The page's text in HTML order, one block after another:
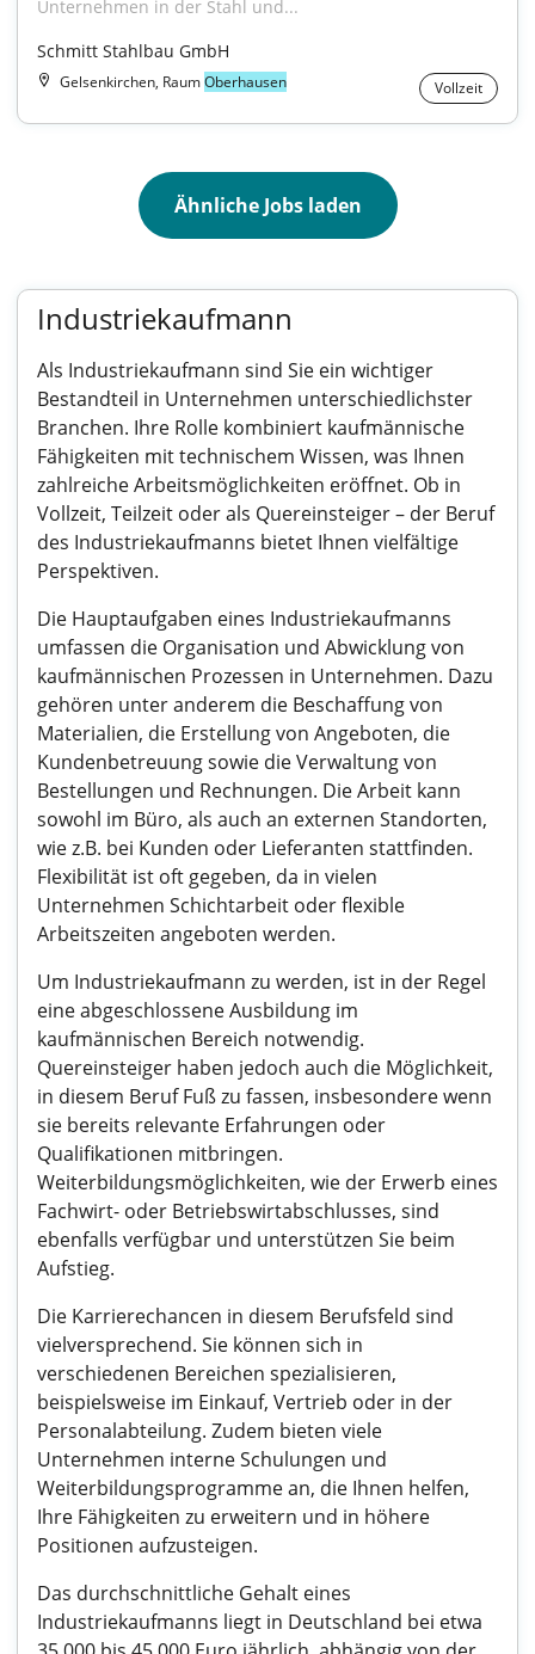
Unternehmen in der Stahl und...
Schmitt Stahlbau GmbH
Gelsenkirchen, RaumOberhausen Vollzeit
Ähnliche Jobs laden
Industriekaufmann
Als Industriekaufmann sind Sie ein wichtiger
Bestandteil in Unternehmen unterschiedlichster
Branchen. Ihre Rolle kombiniert kaufmännische
Fähigkeiten mit technischem Wissen, was Ihnen
zahlreiche Arbeitsmöglichkeiten eröffnet. Ob in
Vollzeit, Teilzeit oder als Quereinsteiger – der Beruf
des Industriekaufmanns bietet Ihnen vielfältige
Perspektiven.
Die Hauptaufgaben eines Industriekaufmanns
umfassen die Organisation und Abwicklung von
kaufmännischen Prozessen in Unternehmen. Dazu
gehören unter anderem die Beschaffung von
Materialien, die Erstellung von Angeboten, die
Kundenbetreuung sowie die Verwaltung von
Bestellungen und Rechnungen. Die Arbeit kann
sowohl im Büro, als auch an externen Standorten,
wie z.B. bei Kunden oder Lieferanten stattfinden.
Flexibilität ist oft gegeben, da in vielen
Unternehmen Schichtarbeit oder flexible
Arbeitszeiten angeboten werden.
Um Industriekaufmann zu werden, ist in der Regel
eine abgeschlossene Ausbildung im
kaufmännischen Bereich notwendig.
Quereinsteiger haben jedoch auch die Möglichkeit,
in diesem Beruf Fuß zu fassen, insbesondere wenn
sie bereits relevante Erfahrungen oder
Qualifikationen mitbringen.
Weiterbildungsmöglichkeiten, wie der Erwerb eines
Fachwirt- oder Betriebswirtabschlusses, sind
ebenfalls verfügbar und unterstützen Sie beim
Aufstieg.
Die Karrierechancen in diesem Berufsfeld sind
vielversprechend. Sie können sich in
verschiedenen Bereichen spezialisieren,
beispielsweise im Einkauf, Vertrieb oder in der
Personalabteilung. Zudem bieten viele
Unternehmen interne Schulungen und
Weiterbildungsprogramme an, die Ihnen helfen,
Ihre Fähigkeiten zu erweitern und in höhere
Positionen aufzusteigen.
Das durchschnittliche Gehalt eines
Industriekaufmanns liegt in Deutschland bei etwa